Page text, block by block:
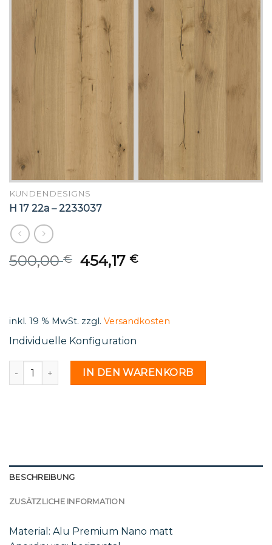
KUNDENDESIGNS
H 17 22a – 2233037
500,00€ Original
price
454,17€Current
inkl. 19 % MwSt. zzgl. Versandkosten
Individuelle Konfiguration
H 17 22a - 2233037 MengeIN DEN WARENKORB
BESCHREIBUNG
ZUSÄTZLICHE INFORMATION
Material: Alu Premium Nano matt